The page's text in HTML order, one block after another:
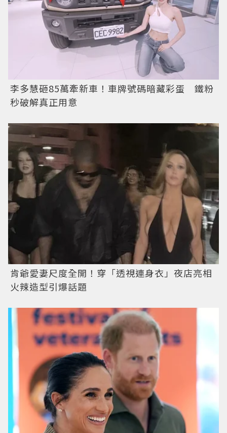
李多慧砸85萬牽新車！車牌號碼暗藏彩蛋 鐵粉
秒破解真正用意
肯爺愛妻尺度全開！穿「透視連身衣」夜店亮相
火辣造型引爆話題